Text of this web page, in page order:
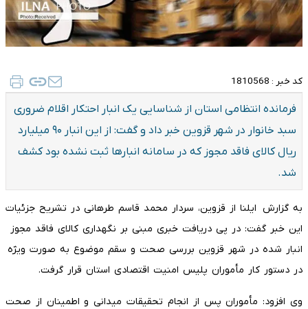
کد خبر : 1810568
فرمانده انتظامی استان از شناسایی یک انبار احتکار اقلام ضروری
سبد خانوار در شهر قزوین خبر داد و گفت: از این انبار ۹۰ میلیارد
ریال کالای فاقد مجوز که در سامانه انبارها ثبت نشده بود کشف
شد.
به گزارش ایلنا از قزوین، سردار محمد قاسم طرهانی در تشریح جزئیات
این خبر گفت: در پی دریافت خبری مبنی بر نگهداری کالای فاقد مجوز
انبار شده در شهر قزوین بررسی صحت و سقم موضوع به صورت ویژه
در دستور کار مأموران پلیس امنیت اقتصادی استان قرار گرفت.
وی افزود: مأموران پس از انجام تحقیقات میدانی و اطمینان از صحت